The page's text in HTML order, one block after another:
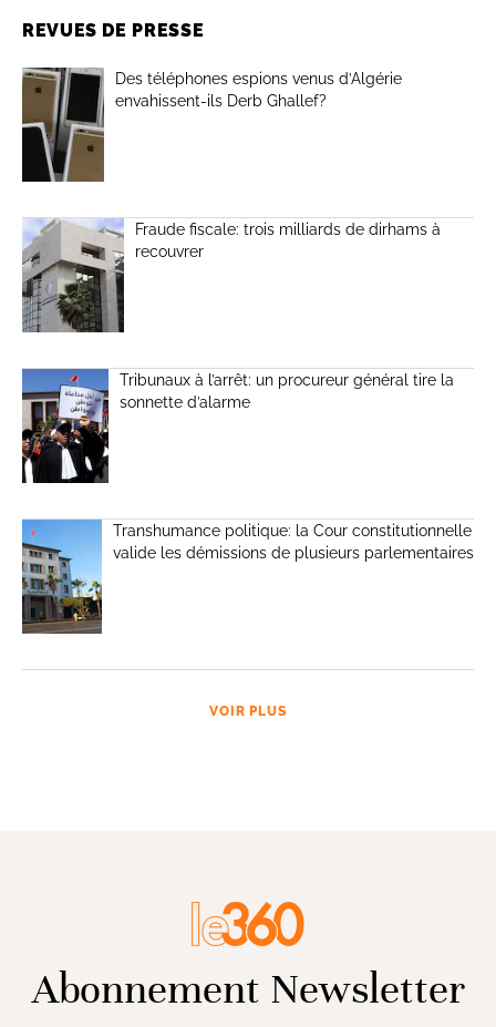
REVUES DE PRESSE
Des téléphones espions venus d’Algérie
envahissent-ils Derb Ghallef?
Fraude fiscale: trois milliards de dirhams à
recouvrer
Tribunaux à l’arrêt: un procureur général tire la
sonnette d’alarme
Transhumance politique: la Cour constitutionnelle
valide les démissions de plusieurs parlementaires
VOIR PLUS
Abonnement Newsletter